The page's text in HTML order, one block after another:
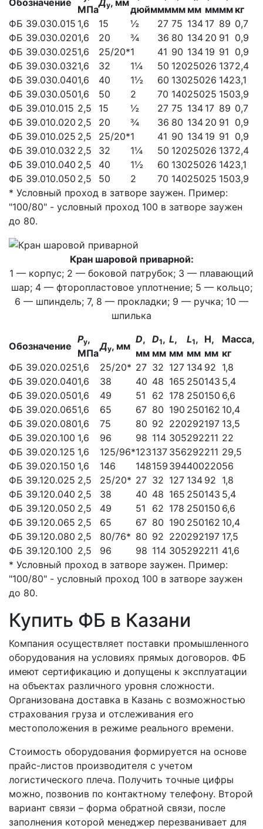
МПа
у
дюйммммм мм мммм кг
ФБ 39.030.015 1,6 15 ½ 27 75 134 17 89 0,7
ФБ 39.030.0201,6 20 ¾ 36 80 134 20 91 0,9
ФБ 39.030.0251,6 25/20*1 41 90 134 19 91 0,9
ФБ 39.030.0321,6 32 1¼ 50 12025026 1372,4
ФБ 39.030.0401,6 40 1½ 60 13025026 1423,1
ФБ 39.030.0501,6 50 2 70 14025025 1503,9
ФБ 39.010.015 2,5 15 ½ 27 75 134 17 89 0,7
ФБ 39.010.020 2,5 20 ¾ 36 80 134 20 91 0,9
ФБ 39.010.025 2,5 25/20*1 41 90 134 19 91 0,9
ФБ 39.010.032 2,5 32 1¼ 50 12025026 1372,4
ФБ 39.010.040 2,5 40 1½ 60 13025026 1423,1
ФБ 39.010.050 2,5 50 2 70 14025025 1503,9
* Условный проход в затворе заужен. Пример:
"100/80" - условный проход 100 в затворе заужен
до 80.
Кран шаровой приварной:
1 — корпус; 2 — боковой патрубок; 3 — плавающий
шар; 4 — фторопластовое уплотнение; 5 — кольцо;
6 — шпиндель; 7, 8 — прокладки; 9 — ручка; 10 —
шпилька
Обозначение
Pу,
МПа
Ду, мм
D,
мм
D1,
мм
L,
мм
L1,
мм
H,
мм
Масса,
кг
ФБ 39.020.0251,6 25/20* 27 32 127 134 92 1,8
ФБ 39.020.0401,6 38 40 48 165 250143 5,4
ФБ 39.020.0501,6 49 51 62 178 250150 6,6
ФБ 39.020.0651,6 65 67 80 190 250162 10,4
ФБ 39.020.0801,6 75 80 92 220292197 13,5
ФБ 39.020.100 1,6 96 98 114 305292211 22
ФБ 39.020.125 1,6 125/96*123137 356292211 29,5
ФБ 39.020.150 1,6 146 148159 39440022056
ФБ 39.120.025 2,5 25/20* 27 32 127 134 92 1,8
ФБ 39.120.040 2,5 38 40 48 165 250143 5,4
ФБ 39.120.050 2,5 49 51 62 178 250150 6,6
ФБ 39.120.065 2,5 65 67 80 190 250162 10,4
ФБ 39.120.080 2,5 80/76* 80 92 220292197 17,5
ФБ 39.120.100 2,5 96 98 114 305292211 41,6
* Условный проход в затворе заужен. Пример:
"100/80" - условный проход 100 в затворе заужен
до 80.
Купить ФБ в Казани
Компания осуществляет поставки промышленного
оборудования на условиях прямых договоров. ФБ
имеют сертификацию и допущены к эксплуатации
на объектах различного уровня сложности.
Организована доставка в Казань с возможностью
страхования груза и отслеживания его
местоположения в режиме реального времени.
Стоимость оборудования формируется на основе
прайс-листов производителя с учетом
логистического плеча. Получить точные цифры
можно, позвонив по контактному телефону. Второй
вариант связи – форма обратной связи, после
заполнения которой менеджер перезванивает для